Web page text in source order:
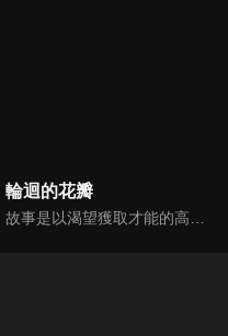
輪迴的花瓣
故事是以渴望獲取才能的高中生「扇寺東耶」為主角，描述他獲得了一把藉由藉開自己肉體獲得前世才能的「輪迴之枝」。在那個世界中，宮本武藏的劍術和數學家的超高速演算，與連續殺人犯的殺人技巧展開激戰。牛頓、愛因斯坦、畢卡索、南丁格爾…天才、異才、鬼才陸續登場，超人們的異能蹂躪日常生活就此展開。